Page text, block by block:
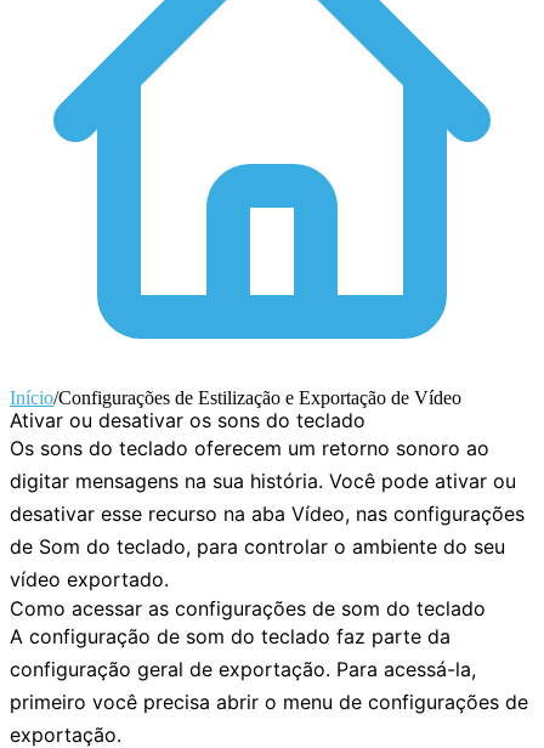
Início/Configurações de Estilização e Exportação de Vídeo
Ativar ou desativar os sons do teclado
Os sons do teclado oferecem um retorno sonoro ao
digitar mensagens na sua história. Você pode ativar ou
desativar esse recurso na aba Vídeo, nas configurações
de Som do teclado, para controlar o ambiente do seu
vídeo exportado.
Como acessar as configurações de som do teclado
A configuração de som do teclado faz parte da
configuração geral de exportação. Para acessá-la,
primeiro você precisa abrir o menu de configurações de
exportação.